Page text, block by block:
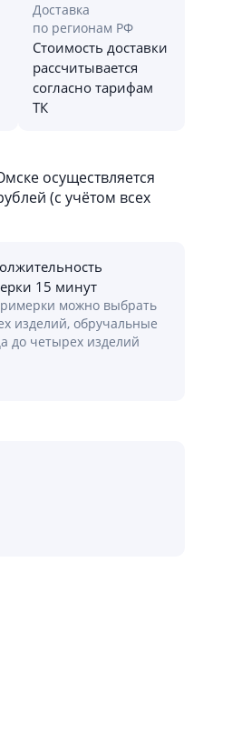
Доставка
по регионам РФ
Стоимость доставки
рассчитывается
согласно тарифам
ТК
осуществляется
(с учётом всех
15 минут
можно выбрать
изделий, обручальные
до четырех изделий